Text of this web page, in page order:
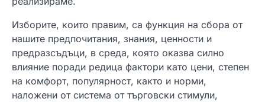
Изборите, които правим, са функция на сбора от
нашите предпочитания, знания, ценности и
предразсъдъци, в среда, която оказва силно
влияние поради редица фактори като цени, степен
на комфорт, популярност, както и норми,
наложени от система от търговски стимули,